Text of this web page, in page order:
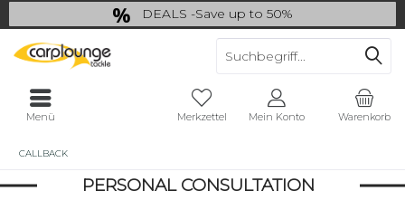
DEALS -Save up to 50%
last Chance: ... if gone then gone
Warenkorb
Merkzettel Mein Konto
Menü
CALLBACK
PERSONAL CONSULTATION